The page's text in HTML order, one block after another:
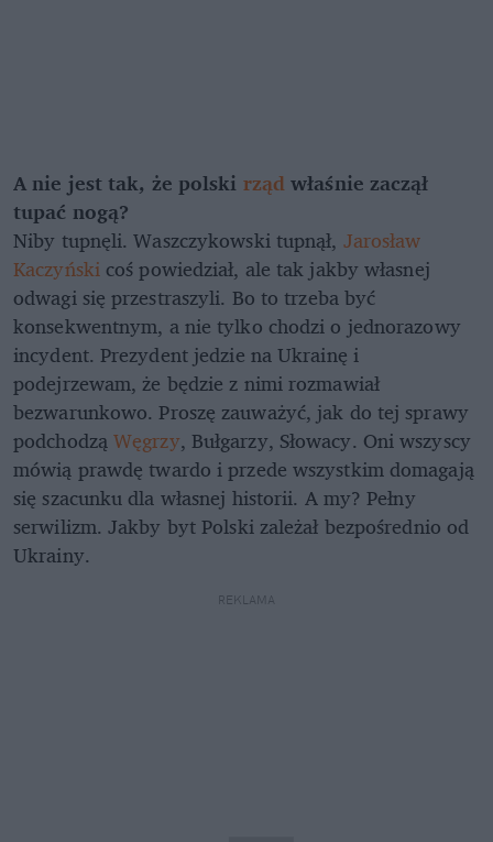
A nie jest tak, że polski rządwłaśnie zaczął
tupać nogą?
Niby tupnęli. Waszczykowski tupnął, Jarosław
Kaczyńskicoś powiedział, ale tak jakby własnej
odwagi się przestraszyli. Bo to trzeba być
konsekwentnym, a nie tylko chodzi o jednorazowy
incydent. Prezydent jedzie na Ukrainę i
podejrzewam, że będzie z nimi rozmawiał
bezwarunkowo. Proszę zauważyć, jak do tej sprawy
podchodząWęgrzy, Bułgarzy, Słowacy. Oni wszyscy
mówią prawdę twardo i przede wszystkim domagają
się szacunku dla własnej historii. A my? Pełny
serwilizm. Jakby byt Polski zależał bezpośrednio od
Ukrainy.
REKLAMA